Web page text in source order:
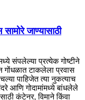
जाण्यासाठी
संपलेल्या प्रत्येक गोष्टीने
गोंधळात टाकलेला प्रवास
पाहिजेत त्या नुकत्याच
आणि गोदामांमध्ये बांधलेले
कंटेनर, विमाने किंवा